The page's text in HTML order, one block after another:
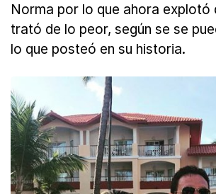
Norma por lo que ahora explotó
trató de lo peor, según se se
lo que posteó en su historia.